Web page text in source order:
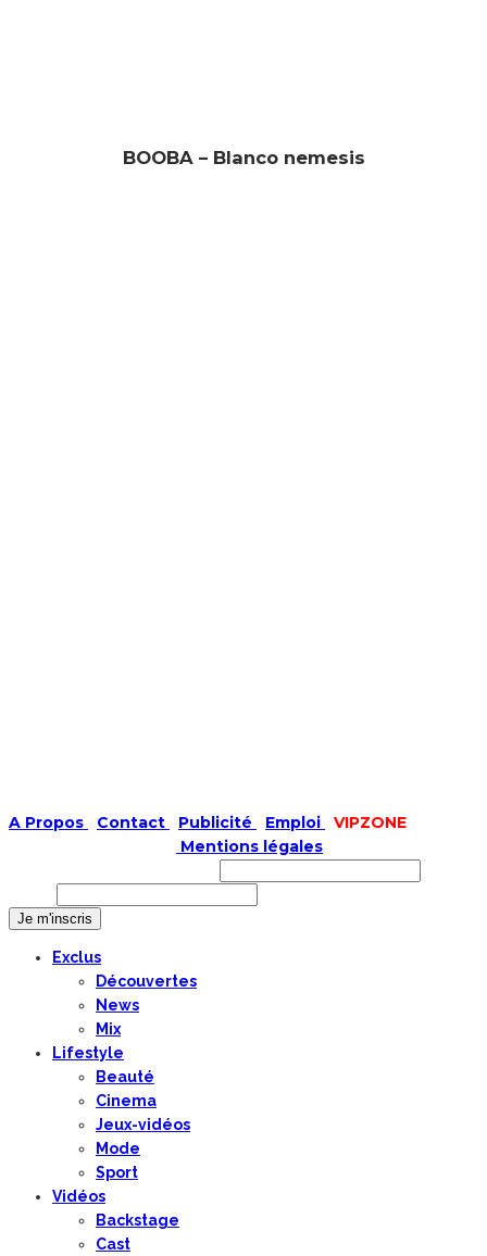
BOOBA – Blanco nemesis
A Propos Contact Publicité Emploi
VIPZONE
Mentions légales
Exclus
Découvertes
News
Mix
Lifestyle
Beauté
Cinema
Jeux-vidéos
Mode
Sport
Vidéos
Backstage
Cast